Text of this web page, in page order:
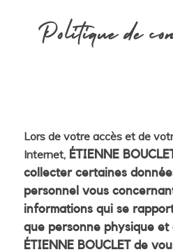
Politique de
Lors de votre accès et de
Internet, ÉTIENNE
collecter certaines
personnel vous
informations qui se
que personne physique
ÉTIENNE BOUCLET de